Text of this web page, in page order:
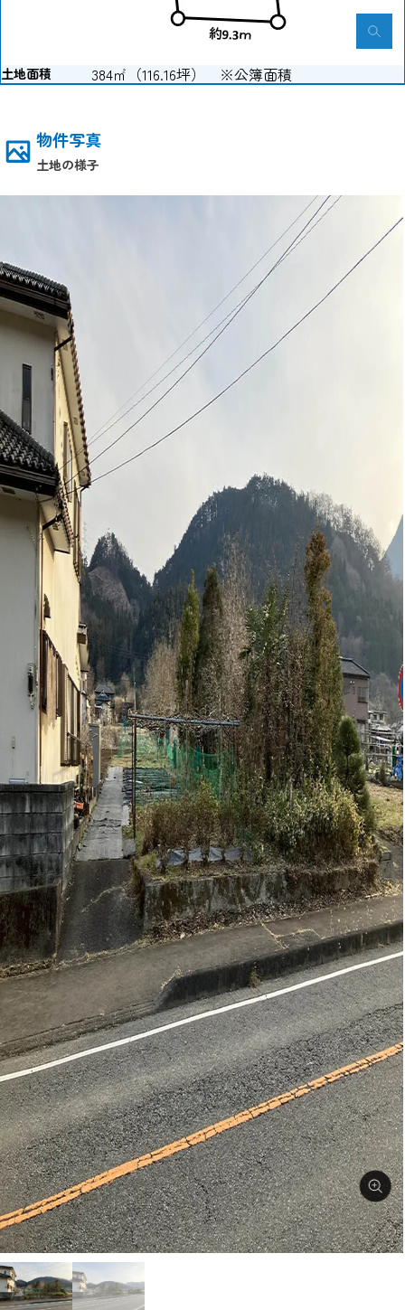
土地面積 384㎡（116.16坪） ※公簿面積
物件写真
土地の様子